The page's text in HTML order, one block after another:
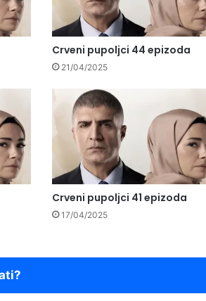
Crveni pupoljci 44 epizoda
21/04/2025
Crveni pupoljci 41 epizoda
17/04/2025